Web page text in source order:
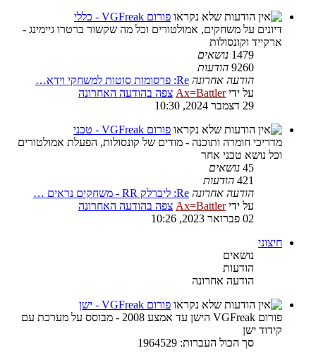
פורום VGFreak - כללי
דיונים על משחקים, אמולטורים וכל מה שקשור ברטרו גיימינג -
ארקייד וקונסולות
1479 נושאים
9260 הודעות
הודעה אחרונה Re: פרסומות סוטות למשחקי וידא…
על ידיAx=Battler צפה בהודעה האחרונה
29 דצמבר 2024, 10:30
פורום VGFreak - טכני
מדריכי חומרה ותוכנה - מודים של קונסולות, הפעלת אמולטורים
וכל נושא טכני אחר
45 נושאים
421 הודעות
הודעה אחרונה Re: ליברלק RR - משחקים נראים …
על ידיAx=Battler צפה בהודעה האחרונה
02 פברואר 2023, 10:26
חיצוני
נושאים
הודעות
הודעה אחרונה
פורום VGFreak - ישן
פורום VGFreak הישן עד אמצע 2008 - מבוסס על מערכת עם
קידוד ישן
סך הכול העברות: 1964529